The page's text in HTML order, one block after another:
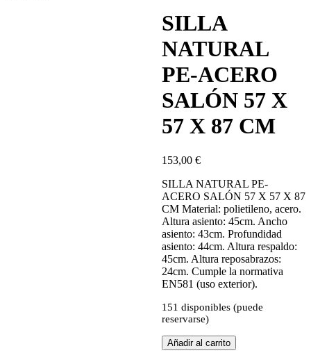
SILLA
NATURAL
PE-ACERO
SALÓN 57 X
57 X 87 CM
153,00 €
SILLA NATURAL PE-
ACERO SALÓN 57 X 57 X 87
CM Material: polietileno, acero.
Altura asiento: 45cm. Ancho
asiento: 43cm. Profundidad
asiento: 44cm. Altura respaldo:
45cm. Altura reposabrazos:
24cm. Cumple la normativa
EN581 (uso exterior).
151 disponibles (puede
reservarse)
SILLA
NATURAL
Añadir al carrito